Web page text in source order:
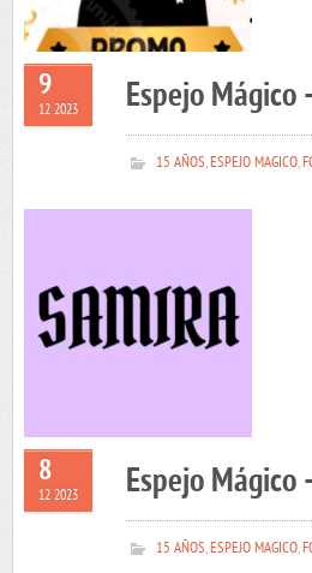
9
12 2023 Espejo Mágico
15 AÑOS,ESPEJO MAGICO,
8
12 2023 Espejo Mágico
15 AÑOS,ESPEJO MAGICO,